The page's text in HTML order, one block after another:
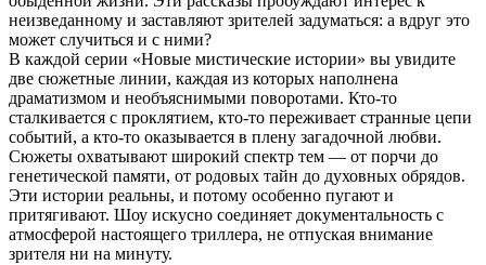
неизведанному и заставляют зрителей задуматься: а вдруг это
может случиться и с ними?
В каждой серии «Новые мистические истории» вы увидите
две сюжетные линии, каждая из которых наполнена
драматизмом и необъяснимыми поворотами. Кто-то
сталкивается с проклятием, кто-то переживает странные цепи
событий, а кто-то оказывается в плену загадочной любви.
Сюжеты охватывают широкий спектр тем — от порчи до
генетической памяти, от родовых тайн до духовных обрядов.
Эти истории реальны, и потому особенно пугают и
притягивают. Шоу искусно соединяет документальность с
атмосферой настоящего триллера, не отпуская внимание
зрителя ни на минуту.